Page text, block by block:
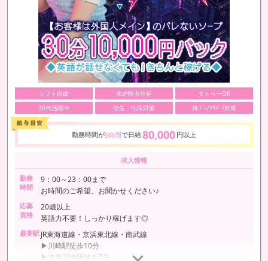
シフト自由 未経験者歓迎
タトゥーOK
30代活躍中
衛生・性病対策 身ﾊﾞﾚ/ｱﾘﾊﾞｲ対策
勤務時間が5時間で日給80,000 円以上
求人情報
勤務
時間
9：00～23：00まで
お時間のご希望、お聞かせください♪
応募
資格
20歳以上
英語力不要！しっかり稼げます◎
最寄駅 JR東海道線・京浜東北線・南武線
▶川崎駅徒歩10分
▶京急川崎駅徒歩7分